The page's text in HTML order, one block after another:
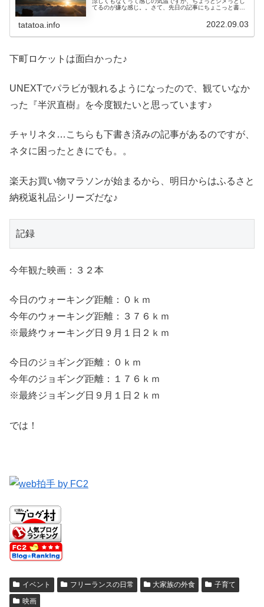
てるのが嫌な感じ。。さて、先日の記事にちょこっと書き
tatatoa.info 2022.09.03
下町ロケットは面白かった♪
UNEXTでパラビが観れるようになったので、観ていなか
った『半沢直樹』を今度観たいと思っています♪
チャリネタ…こちらも下書き済みの記事があるのですが、
ネタに困ったときにでも。。
楽天お買い物マラソンが始まるから、明日からはふるさと
納税返礼品シリーズだな♪
記録
今年観た映画：３２本
今日のウォーキング距離：０ｋｍ
今年のウォーキング距離：３７６ｋｍ
※最終ウォーキング日９月１日２ｋｍ
今日のジョギング距離：０ｋｍ
今年のジョギング距離：１７６ｋｍ
※最終ジョギング日９月１日２ｋｍ
では！
イベント フリーランスの日常 大家族の外食
子育て
映画